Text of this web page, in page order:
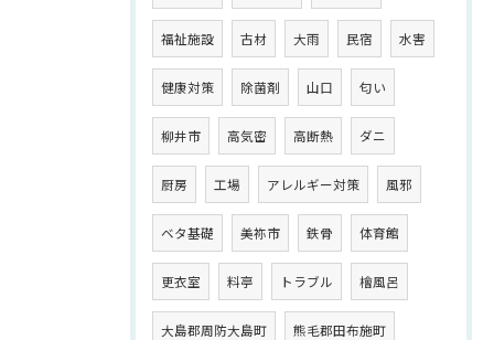
福祉施設 古材 大雨 民宿 水害
健康対策 除菌剤 山口 匂い
柳井市 高気密 高断熱 ダニ
厨房 工場 アレルギー対策 風邪
ベタ基礎 美祢市 鉄骨 体育館
更衣室 料亭 トラブル 檜風呂
大島郡周防大島町 熊毛郡田布施町